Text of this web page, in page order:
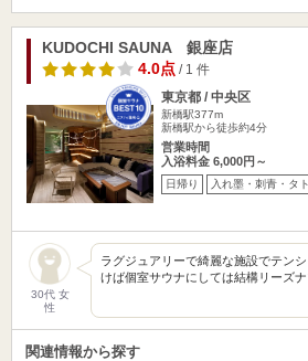
KUDOCHI SAUNA 銀座店
4.0点 / 1 件
東京都 / 中央区
新橋駅377m
新橋駅から徒歩約4分
営業時間
入浴料金 6,000円～
日帰り 入れ墨・刺青・タ
30代 女
性
ラグジュアリーで綺麗な施設でテン
けば個室サウナにしては結構リーズ
関連情報から探す